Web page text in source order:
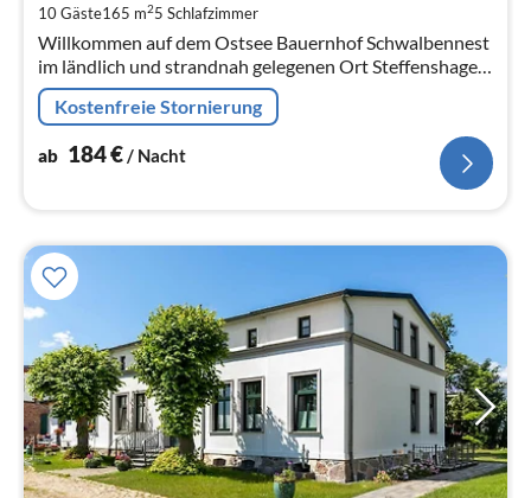
10 Gäste165 m25 Schlafzimmer
Willkommen auf dem Ostsee Bauernhof Schwalbennest
im ländlich und strandnah gelegenen Ort Steffenshagen
zwischen Kühlungsborn und Heiligendamm.
Kostenfreie Stornierung
ab 184€/ Nacht